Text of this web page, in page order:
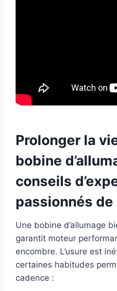
Prolonger la
bobine
conseils
passionnés de
Une bobine d’allumage
garantit moteur
encombre. L’usure est
certaines habitudes
cadence :